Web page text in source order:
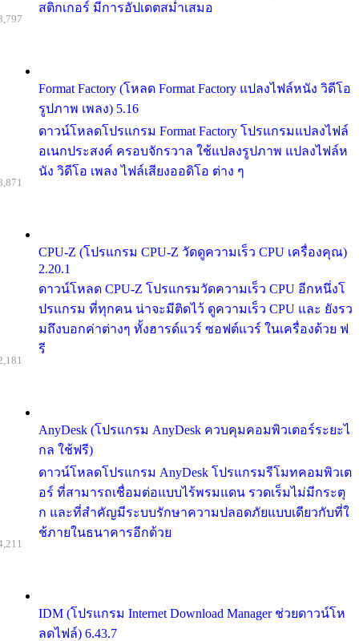
สติกเกอร์ มีการอัปเดตสม่ำเสมอ
Format Factory (โหลด Format Factory แปลงไฟล์หนัง วิดีโอ
รูปภาพ เพลง) 5.16
ดาวน์โหลดโปรแกรม Format Factory โปรแกรมแปลงไฟล์
อเนกประสงค์ ครอบจักรวาล ใช้แปลงรูปภาพ แปลงไฟล์ห
นัง วิดีโอ เพลง ไฟล์เสียงออดิโอ ต่าง ๆ
CPU-Z (โปรแกรม CPU-Z วัดดูความเร็ว CPU เครื่องคุณ)
2.20.1
ดาวน์โหลด CPU-Z โปรแกรมวัดความเร็ว CPU อีกหนึ่งโ
ปรแกรม ที่ทุกคน น่าจะมีติดไว้ ดูความเร็ว CPU และ ยังรว
มถึงบอกค่าต่างๆ ทั้งฮารด์แวร์ ซอฟต์แวร์ ในเครื่องด้วย ฟ
รี
AnyDesk (โปรแกรม AnyDesk ควบคุมคอมพิวเตอร์ระยะไ
กล ใช้ฟรี)
ดาวน์โหลดโปรแกรม AnyDesk โปรแกรมรีโมทคอมพิวเต
อร์ ที่สามารถเชื่อมต่อแบบไร้พรมแดน รวดเร็มไม่มีกระตุ
ก และที่สำคัญมีระบบรักษาความปลอดภัยแบบเดียวกับที่ใ
ช้ภายในธนาคารอีกด้วย
IDM (โปรแกรม Internet Download Manager ช่วยดาวน์โห
ลดไฟล์) 6.43.7